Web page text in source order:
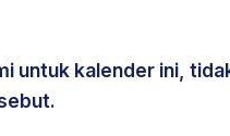
untuk kalender ini,